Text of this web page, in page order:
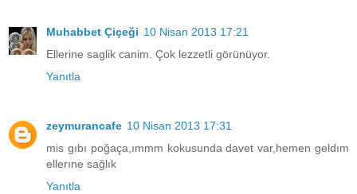
Muhabbet Çiçeği 10 Nisan 2013 17:21
Ellerine saglik canim. Çok lezzetli görünüyor.
Yanıtla
zeymurancafe 10 Nisan 2013 17:31
mis gıbı poğaça,ımmm kokusunda davet var,hemen geldım
ellerıne sağlık
Yanıtla